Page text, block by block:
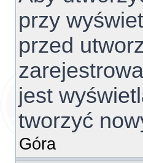
przy
przed
jest
tworzyć
Góra